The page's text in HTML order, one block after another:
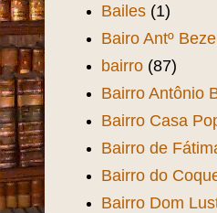
Bailes (1)
Bairo Antº
bairro (87)
Bairro Antônio
Bairro Casa
Bairro de
Bairro do
Bairro Dom